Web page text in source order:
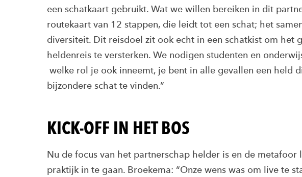
een schatkaart gebruikt. Wat we willen bereiken in dit
routekaart van 12 stappen, die leidt tot een schat; het
diversiteit. Dit reisdoel zit ook echt in een schatkist om het
heldenreis te versterken. We nodigen studenten en
welke rol je ook inneemt, je bent in alle gevallen een held
bijzondere schat te vinden.”
KICK-OFF IN HET BOS
Nu de focus van het partnerschap helder is en de
praktijk in te gaan. Broekema: “Onze wens was om live te